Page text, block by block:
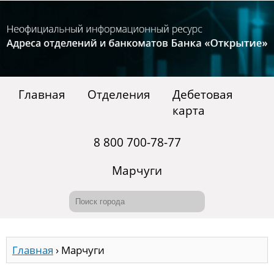
Главная Отделения
Дебетовая
карта
8 800 700-78-77
Марчуги
Главная › Марчуги